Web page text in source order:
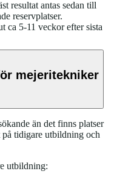
resultat antas sedan till
reservplatser.
ca 5-11 veckor efter sista
mejeritekniker
än det finns platser
tidigare utbildning och
utbildning: